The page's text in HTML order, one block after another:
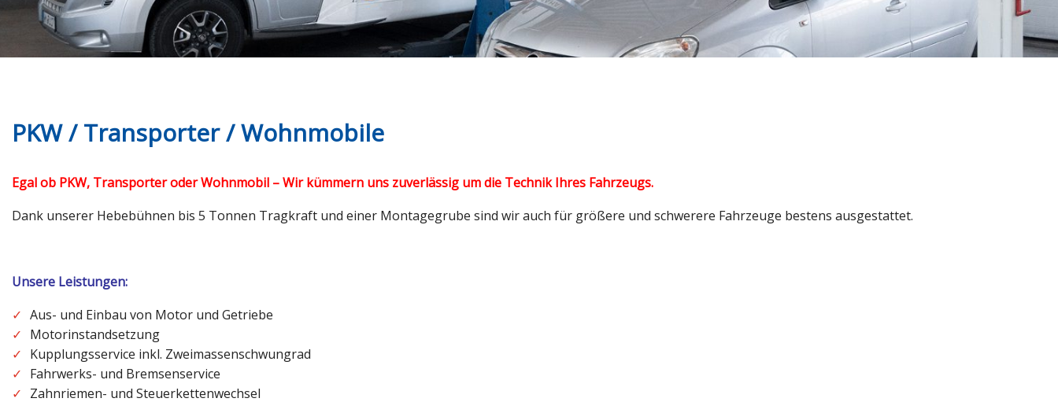
PKW / Transporter / Wohnmobile
Egal ob PKW, Transporter oder Wohnmobil – Wir kümmern uns zuverlässig um die Technik Ihres Fahrzeugs.
Dank unserer Hebebühnen bis 5 Tonnen Tragkraft und einer Montagegrube sind wir auch für größere und schwerere Fahrzeuge bestens ausgestattet.
Unsere Leistungen:
Aus- und Einbau von Motor und Getriebe
Motorinstandsetzung
Kupplungsservice inkl. Zweimassenschwungrad
Fahrwerks- und Bremsenservice
Zahnriemen- und Steuerkettenwechsel